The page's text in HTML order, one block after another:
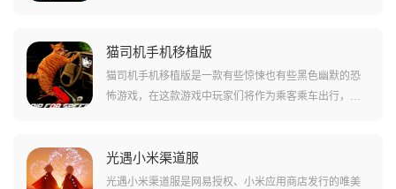
了经典的像素画风与经营玩法，保留了一代的所有配方
并加入了全新的剧情和递交物品的新功能。玩家需要根
据对话线索和顾客的情绪状态制作出适合的饮品，通过
重玩价值。
猫司机手机移植版
猫司机手机移植版是一款有些惊悚也有些黑色幽默的恐
怖游戏，在这款游戏中玩家们将作为乘客乘车出行，突
玩家汗毛倒树，但猫咪开车的可爱和他不断向你述说的
剧情又特别有趣。在这样灰色幽默的惊悚场景当中，玩
光遇小米渠道服
光遇小米渠道服是网易授权、小米应用商店发行的唯美